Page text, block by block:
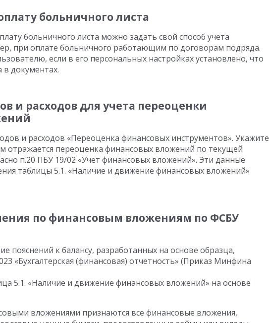
больничного листа
больничного листа можно задать свой способ учета
при оплате больничного работающим по договорам подряда.
если в его персональных настройках установлено, что
в документах.
и расходов для учета переоценки
и расходов «Переоценка финансовых инструментов». Укажите
отражается переоценка финансовых вложений по текущей
п.20 ПБУ 19/02 «Учет финансовых вложений». Эти данные
таблицы 5.1. «Наличие и движение финансовых вложений»
по финансовым вложениям по ФСБУ
пояснений к балансу, разработанных на основе образца,
«Бухгалтерская (финансовая) отчетность» (Приказ Минфина
5.1. «Наличие и движение финансовых вложений» на основе
вложениями признаются все финансовые вложения,